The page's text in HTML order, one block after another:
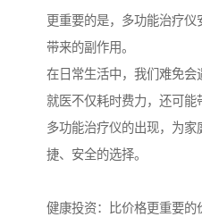
更重要的是，多功能治疗
带来的副作用。
在日常生活中，我们难免
就医不仅耗时费力，还可能
多功能治疗仪的出现，为家
捷、安全的选择。
健康投资：比价格更重要的